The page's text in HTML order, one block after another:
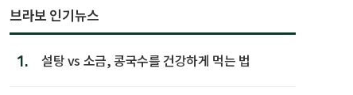
브라보 인기뉴스
1. 설탕 vs 소금, 콩국수를 건강하게 먹는 법